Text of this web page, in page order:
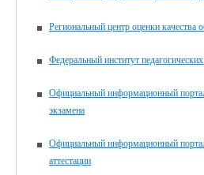
Региональный центр оценки качества
Федеральный институт
Официальный информационный
экзамена
Официальный информационный
аттестации